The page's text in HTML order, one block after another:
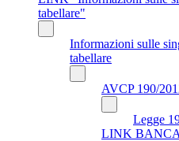
tabellare"
Informazioni sulle
tabellare
AVCP 190/
Legge
LINK